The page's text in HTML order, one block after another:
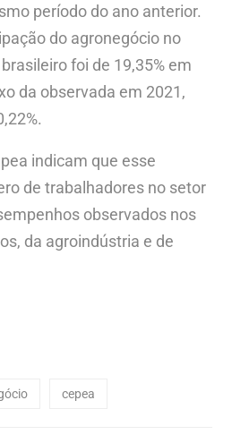
período do ano anterior.
do agronegócio no
foi de 19,35% em
da observada em 2021,
indicam que esse
de trabalhadores no setor
observados nos
da agroindústria e de
cepea